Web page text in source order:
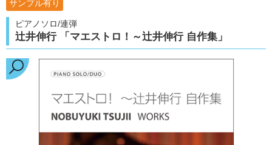
サンプル有り
ピアノソロ/連弾
辻井伸行 「マエストロ！～辻井伸行 自作集」